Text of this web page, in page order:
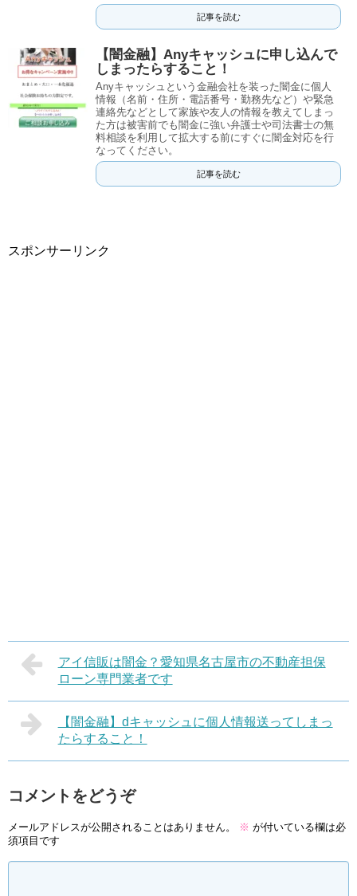
記事を読む
【闇金融】Anyキャッシュに申し込んで
しまったらすること！
Anyキャッシュという金融会社を装った闇金に個人
情報（名前・住所・電話番号・勤務先など）や緊急
連絡先などとして家族や友人の情報を教えてしまっ
た方は被害前でも闇金に強い弁護士や司法書士の無
料相談を利用して拡大する前にすぐに闇金対応を行
なってください。
記事を読む
スポンサーリンク
アイ信販は闇金？愛知県名古屋市の不動産担保
ローン専門業者です
【闇金融】dキャッシュに個人情報送ってしまっ
たらすること！
コメントをどうぞ
メールアドレスが公開されることはありません。 ※ が付いている欄は必
須項目です